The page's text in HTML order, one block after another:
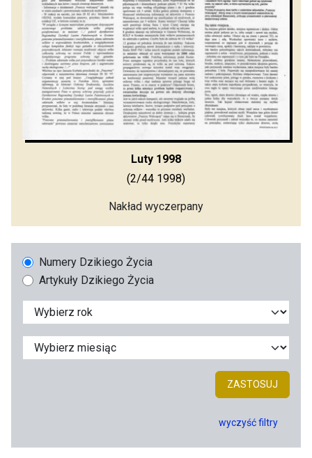
Luty 1998
(2/44 1998)
Nakład wyczerpany
Numery Dzikiego Życia
Artykuły Dzikiego Życia
ZASTOSUJ
wyczyść filtry